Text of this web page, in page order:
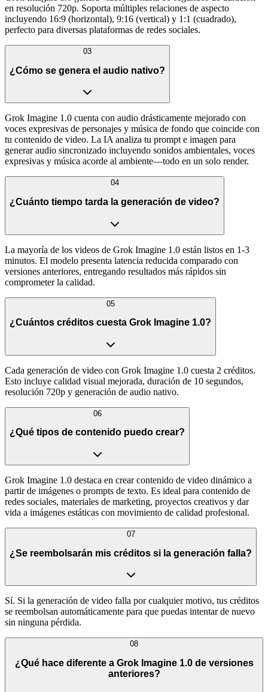
en resolución 720p. Soporta múltiples relaciones de aspecto
incluyendo 16:9 (horizontal), 9:16 (vertical) y 1:1 (cuadrado),
perfecto para diversas plataformas de redes sociales.
03
¿Cómo se genera el audio nativo?
Grok Imagine 1.0 cuenta con audio drásticamente mejorado con
voces expresivas de personajes y música de fondo que coincide con
tu contenido de video. La IA analiza tu prompt e imagen para
generar audio sincronizado incluyendo sonidos ambientales, voces
expresivas y música acorde al ambiente—todo en un solo render.
04
¿Cuánto tiempo tarda la generación de video?
La mayoría de los videos de Grok Imagine 1.0 están listos en 1-3
minutos. El modelo presenta latencia reducida comparado con
versiones anteriores, entregando resultados más rápidos sin
comprometer la calidad.
05
¿Cuántos créditos cuesta Grok Imagine 1.0?
Cada generación de video con Grok Imagine 1.0 cuesta 2 créditos.
Esto incluye calidad visual mejorada, duración de 10 segundos,
resolución 720p y generación de audio nativo.
06
¿Qué tipos de contenido puedo crear?
Grok Imagine 1.0 destaca en crear contenido de video dinámico a
partir de imágenes o prompts de texto. Es ideal para contenido de
redes sociales, materiales de marketing, proyectos creativos y dar
vida a imágenes estáticas con movimiento de calidad profesional.
07
¿Se reembolsarán mis créditos si la generación falla?
Sí. Si la generación de video falla por cualquier motivo, tus créditos
se reembolsan automáticamente para que puedas intentar de nuevo
sin ninguna pérdida.
08
¿Qué hace diferente a Grok Imagine 1.0 de versiones
anteriores?